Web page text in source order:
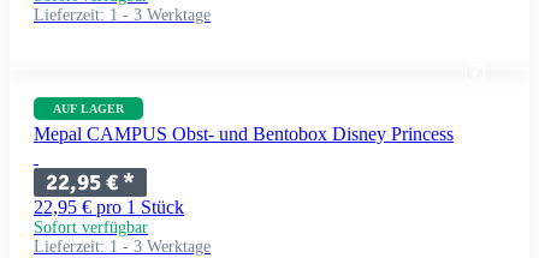
Lieferzeit: 1 - 3 Werktage
AUF LAGER
Mepal CAMPUS Obst- und Bentobox Disney Princess
22,95 €*
22,95 € pro 1 Stück
Sofort verfügbar
Lieferzeit: 1 - 3 Werktage